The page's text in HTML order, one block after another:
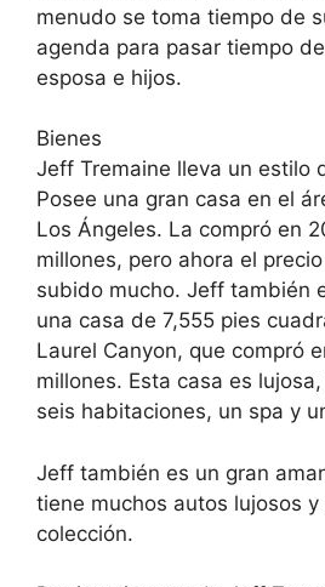
menudo se toma tiempo de
agenda para pasar tiempo
esposa e hijos.
Bienes
Jeff Tremaine lleva un estilo
Posee una gran casa en el
Los Ángeles. La compró en
millones, pero ahora el
subido mucho. Jeff también
una casa de 7,555 pies
Laurel Canyon, que compró
millones. Esta casa es
seis habitaciones, un spa y
Jeff también es un gran
tiene muchos autos lujosos
colección.